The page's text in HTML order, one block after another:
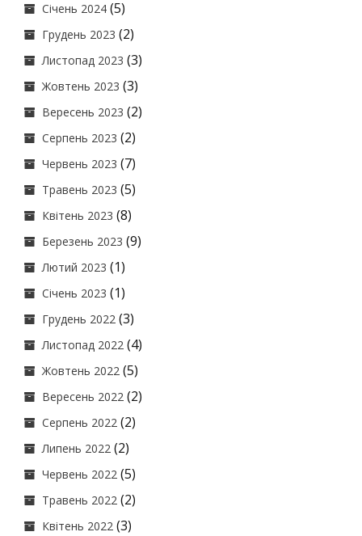
Січень 2024 (5)
Грудень 2023 (2)
Листопад 2023 (3)
Жовтень 2023 (3)
Вересень 2023 (2)
Серпень 2023 (2)
Червень 2023 (7)
Травень 2023 (5)
Квітень 2023 (8)
Березень 2023 (9)
Лютий 2023 (1)
Січень 2023 (1)
Грудень 2022 (3)
Листопад 2022 (4)
Жовтень 2022 (5)
Вересень 2022 (2)
Серпень 2022 (2)
Липень 2022 (2)
Червень 2022 (5)
Травень 2022 (2)
Квітень 2022 (3)